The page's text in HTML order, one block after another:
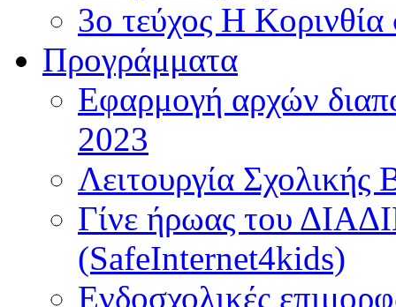
3ο τεύχος Η
Προγράμματα
Εφαρμογή αρχών
2023
Λειτουργία Σχολικής
Γίνε ήρωας του
(SafeInternet4kids)
Ενδοσχολικές